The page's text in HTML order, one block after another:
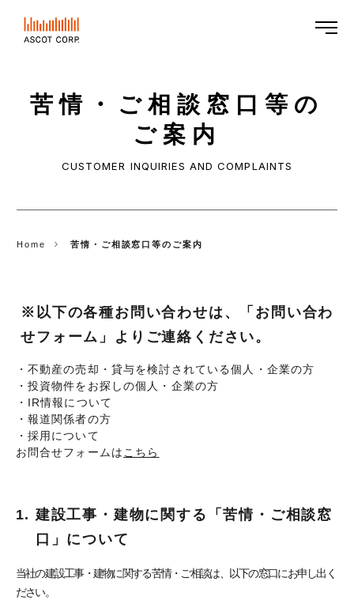
苦情・ご相談窓口等の
ご案内
CUSTOMER INQUIRIES AND COMPLAINTS
Home 苦情・ご相談窓口等のご案内
※以下の各種お問い合わせは、「お問い合わ
せフォーム」よりご連絡ください。
・不動産の売却・貸与を検討されている個人・企業の方
・投資物件をお探しの個人・企業の方
・IR情報について
・報道関係者の方
・採用について
お問合せフォームは こちら
1. 建設工事・建物に関する「苦情・ご相談窓
口」について
当社の建設工事・建物に関する苦情・ご相談は、以下の窓口にお申し出く
ださい。